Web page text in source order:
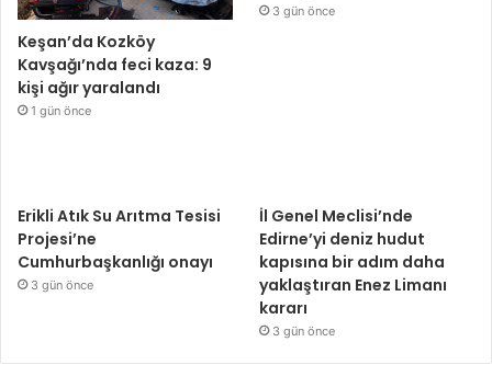
Keşan’da Kozköy
Kavşağı’nda feci kaza: 9
kişi ağır yaralandı
1 gün önce
3 gün önce
Erikli Atık Su Arıtma Tesisi
Projesi’ne
Cumhurbaşkanlığı onayı
3 gün önce
İl Genel Meclisi’nde
Edirne’yi deniz hudut
kapısına bir adım daha
yaklaştıran Enez Limanı
kararı
3 gün önce